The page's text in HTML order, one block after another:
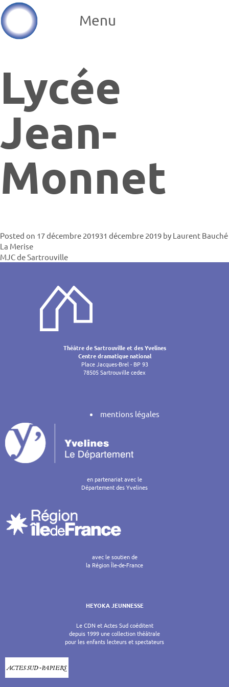
Menu
Lycée
Jean-
Monnet
Posted on 17 décembre 201931 décembre 2019 by Laurent Bauché
de
l’article
La Merise
MJC de Sartrouville
Théâtre de Sartrouville et des Yvelines
Centre dramatique national
Place Jacques-Brel - BP 93
78505 Sartrouville cedex
mentions légales
en partenariat avec le
Département des Yvelines
avec le soutien de
la Région Île-de-France
HEYOKA JEUNNESSE
Le CDN et Actes Sud coéditent
depuis 1999 une collection théâtrale
pour les enfants lecteurs et spectateurs